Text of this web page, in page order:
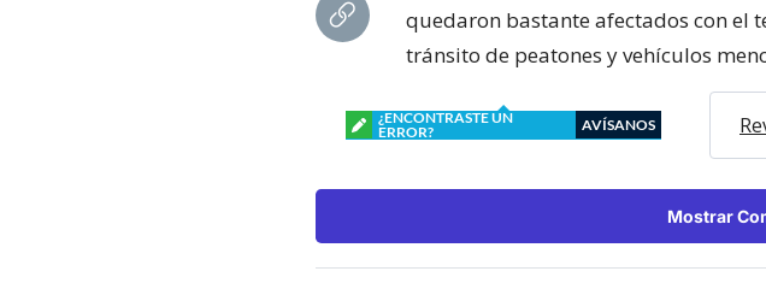
quedaron bastante afectados con el
tránsito de peatones y vehículos
¿ENCONTRASTE UN
ERROR?
AVÍSANOS
Mostrar